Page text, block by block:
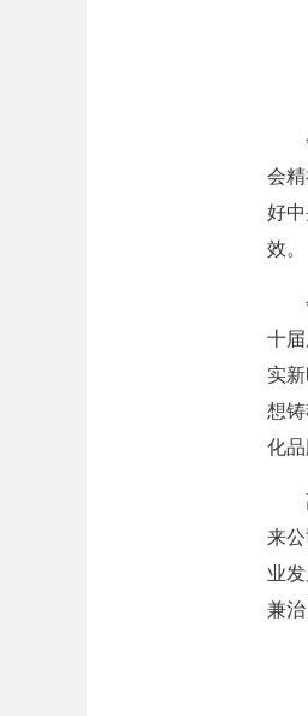
会
会
好
效。
会
十
实
想
化
高
来
业
兼